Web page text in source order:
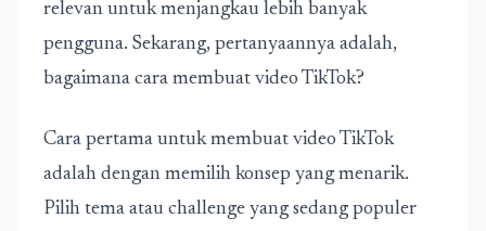
relevan untuk menjangkau lebih banyak
pengguna. Sekarang, pertanyaannya adalah,
bagaimana cara membuat video TikTok?
Cara pertama untuk membuat video TikTok
adalah dengan memilih konsep yang menarik.
Pilih tema atau challenge yang sedang populer